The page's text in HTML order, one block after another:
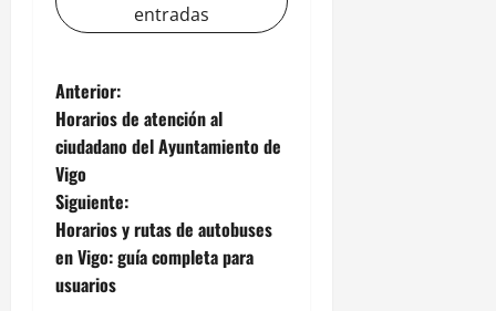
entradas
N
a
v
e
g
Anterior:
Horarios de atención al
ciudadano del Ayuntamiento de
Vigo
Siguiente:
Horarios y rutas de autobuses
en Vigo: guía completa para
usuarios